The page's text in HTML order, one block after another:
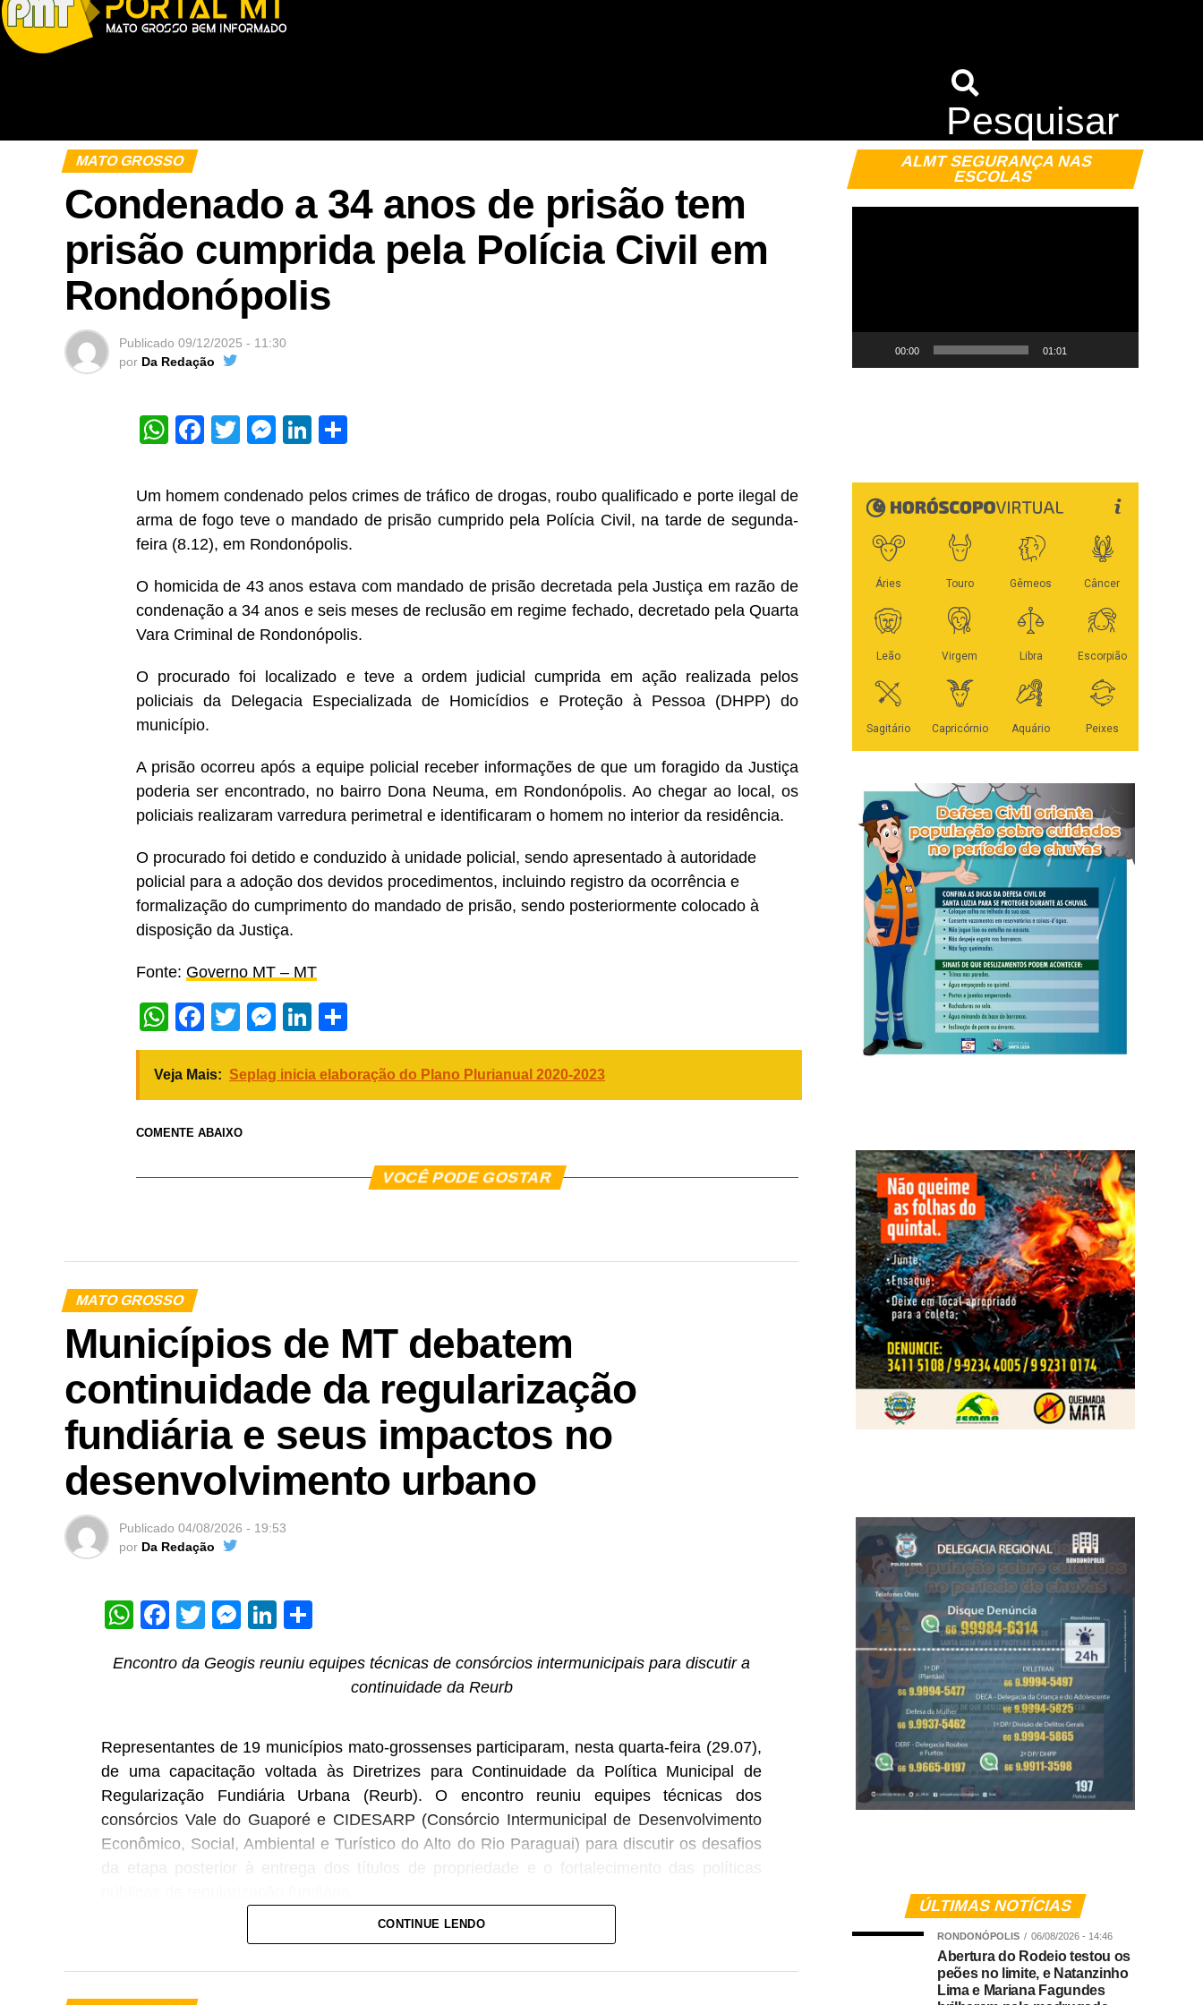
Pesquisar
MATO GROSSO
Condenado a 34 anos de prisão tem
prisão cumprida pela Polícia Civil em
Rondonópolis
Publicado 09/12/2025 - 11:30
por Da Redação
WhatsApp
Facebook
TwitterMessenger
LinkedIn
Um homem condenado pelos crimes de tráfico de drogas, roubo qualificado e porte ilegal de
arma de fogo teve o mandado de prisão cumprido pela Polícia Civil, na tarde de segunda-
feira (8.12), em Rondonópolis.
O homicida de 43 anos estava com mandado de prisão decretada pela Justiça em razão de
condenação a 34 anos e seis meses de reclusão em regime fechado, decretado pela Quarta
Vara Criminal de Rondonópolis.
O procurado foi localizado e teve a ordem judicial cumprida em ação realizada pelos
policiais da Delegacia Especializada de Homicídios e Proteção à Pessoa (DHPP) do
município.
A prisão ocorreu após a equipe policial receber informações de que um foragido da Justiça
poderia ser encontrado, no bairro Dona Neuma, em Rondonópolis. Ao chegar ao local, os
policiais realizaram varredura perimetral e identificaram o homem no interior da residência.
O procurado foi detido e conduzido à unidade policial, sendo apresentado à autoridade
policial para a adoção dos devidos procedimentos, incluindo registro da ocorrência e
formalização do cumprimento do mandado de prisão, sendo posteriormente colocado à
disposição da Justiça.
Fonte: Governo MT – MT
WhatsApp
Facebook
TwitterMessenger
LinkedIn
Veja Mais: Seplag inicia elaboração do Plano Plurianual 2020-2023
COMENTE ABAIXO
VOCÊ PODE GOSTAR
MATO GROSSO
Municípios de MT debatem
continuidade da regularização
fundiária e seus impactos no
desenvolvimento urbano
Publicado 04/08/2026 - 19:53
por Da Redação
WhatsApp
Facebook
TwitterMessenger
LinkedIn
Encontro da Geogis reuniu equipes técnicas de consórcios intermunicipais para discutir a
continuidade da Reurb
Representantes de 19 municípios mato-grossenses participaram, nesta quarta-feira (29.07),
de uma capacitação voltada às Diretrizes para Continuidade da Política Municipal de
Regularização Fundiária Urbana (Reurb). O encontro reuniu equipes técnicas dos
consórcios Vale do Guaporé e CIDESARP (Consórcio Intermunicipal de Desenvolvimento
Econômico, Social, Ambiental e Turístico do Alto do Rio Paraguai) para discutir os desafios
CONTINUE LENDO
ALMT SEGURANÇA NAS
ESCOLAS
Tocador
de
00:00 01:01
ÚLTIMAS NOTÍCIAS
RONDONÓPOLIS 06/08/2026 - 14:46
Abertura do Rodeio testou os
peões no limite, e Natanzinho
Lima e Mariana Fagundes